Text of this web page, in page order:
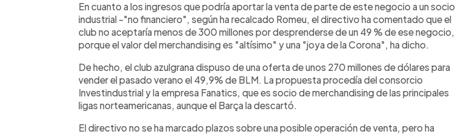
En cuanto a los ingresos que podría aportar la venta de parte de este negocio a un socio
industrial -"no financiero", según ha recalcado Romeu, el directivo ha comentado que el
club no aceptaría menos de 300 millones por desprenderse de un 49 % de ese negocio,
porque el valor del merchandising es "altísimo" y una "joya de la Corona", ha dicho.
De hecho, el club azulgrana dispuso de una oferta de unos 270 millones de dólares para
vender el pasado verano el 49,9% de BLM. La propuesta procedía del consorcio
Investindustrial y la empresa Fanatics, que es socio de merchandising de las principales
ligas norteamericanas, aunque el Barça la descartó.
El directivo no se ha marcado plazos sobre una posible operación de venta, pero ha